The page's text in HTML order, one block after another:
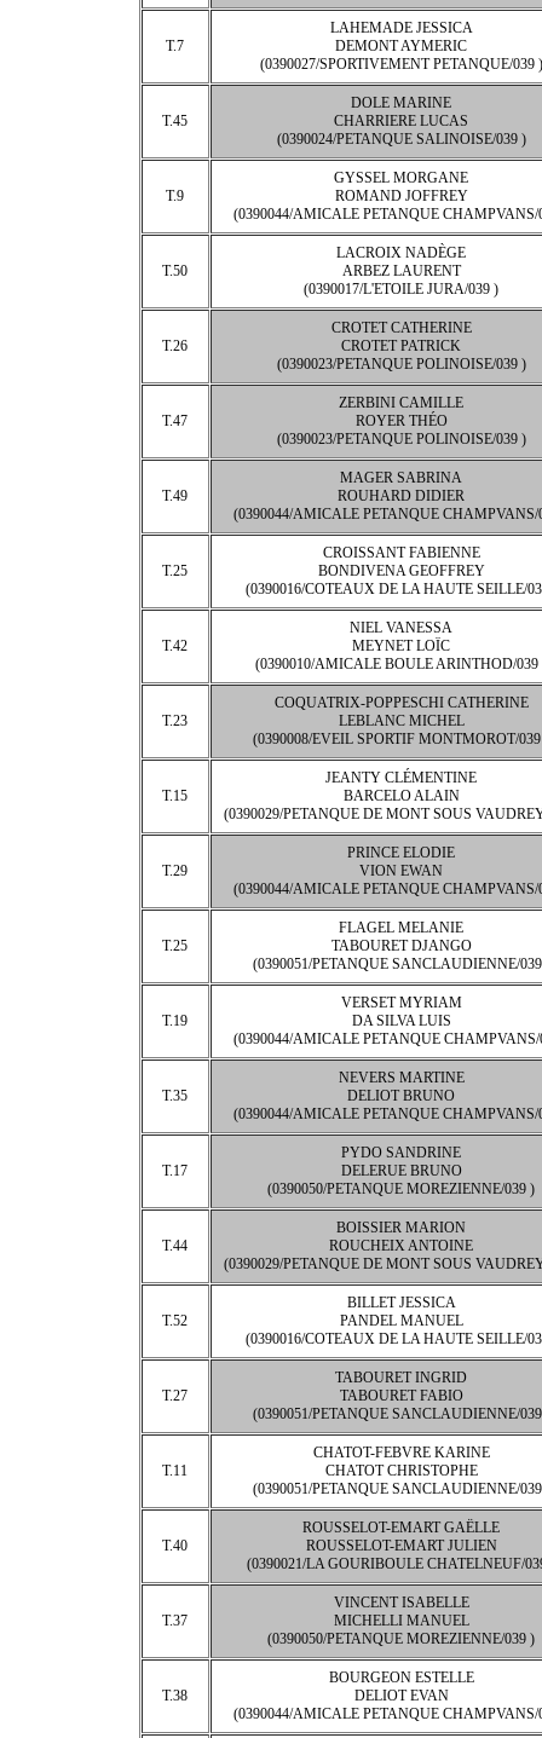
T.7
LAHEMADE JESSICA
DEMONT AYMERIC
(0390027/SPORTIVEMENT PETANQUE/039 )
T.45
DOLE MARINE
CHARRIERE LUCAS
(0390024/PETANQUE SALINOISE/039 )
T.9
GYSSEL MORGANE
ROMAND JOFFREY
(0390044/AMICALE PETANQUE CHAMPVANS/
T.50
LACROIX NADÈGE
ARBEZ LAURENT
(0390017/L'ETOILE JURA/039 )
T.26
CROTET CATHERINE
CROTET PATRICK
(0390023/PETANQUE POLINOISE/039 )
T.47
ZERBINI CAMILLE
ROYER THÉO
(0390023/PETANQUE POLINOISE/039 )
T.49
MAGER SABRINA
ROUHARD DIDIER
(0390044/AMICALE PETANQUE CHAMPVANS/
T.25
CROISSANT FABIENNE
BONDIVENA GEOFFREY
(0390016/COTEAUX DE LA HAUTE SEILLE/
T.42
NIEL VANESSA
MEYNET LOÏC
(0390010/AMICALE BOULE ARINTHOD/039
T.23
COQUATRIX-POPPESCHI CATHERINE
LEBLANC MICHEL
(0390008/EVEIL SPORTIF MONTMOROT/
T.15
JEANTY CLÉMENTINE
BARCELO ALAIN
(0390029/PETANQUE DE MONT SOUS
T.29
PRINCE ELODIE
VION EWAN
(0390044/AMICALE PETANQUE CHAMPVANS/
T.25
FLAGEL MELANIE
TABOURET DJANGO
(0390051/PETANQUE SANCLAUDIENNE/
T.19
VERSET MYRIAM
DA SILVA LUIS
(0390044/AMICALE PETANQUE CHAMPVANS/
T.35
NEVERS MARTINE
DELIOT BRUNO
(0390044/AMICALE PETANQUE CHAMPVANS/
T.17
PYDO SANDRINE
DELERUE BRUNO
(0390050/PETANQUE MOREZIENNE/039 )
T.44
BOISSIER MARION
ROUCHEIX ANTOINE
(0390029/PETANQUE DE MONT SOUS
T.52
BILLET JESSICA
PANDEL MANUEL
(0390016/COTEAUX DE LA HAUTE SEILLE/
T.27
TABOURET INGRID
TABOURET FABIO
(0390051/PETANQUE SANCLAUDIENNE/
T.11
CHATOT-FEBVRE KARINE
CHATOT CHRISTOPHE
(0390051/PETANQUE SANCLAUDIENNE/
T.40
ROUSSELOT-EMART GAËLLE
ROUSSELOT-EMART JULIEN
(0390021/LA GOURIBOULE CHATELNEUF/
T.37
VINCENT ISABELLE
MICHELLI MANUEL
(0390050/PETANQUE MOREZIENNE/039 )
T.38
BOURGEON ESTELLE
DELIOT EVAN
(0390044/AMICALE PETANQUE CHAMPVANS/